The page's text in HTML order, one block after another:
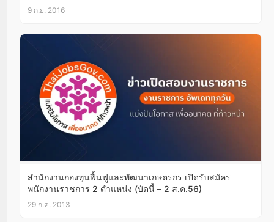
9 ก.ย. 2016
สำนักงานกองทุนฟื้นฟูและพัฒนาเกษตรกร เปิดรับสมัคร
พนักงานราชการ 2 ตำแหน่ง (บัดนี้ – 2 ส.ค.56)
29 ก.ค. 2013